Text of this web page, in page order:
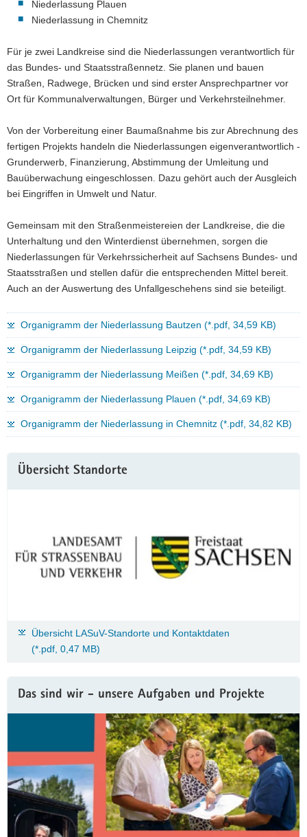
Niederlassung Plauen
Niederlassung in Chemnitz
Für je zwei Landkreise sind die Niederlassungen verantwortlich für
das Bundes- und Staatsstraßennetz. Sie planen und bauen
Straßen, Radwege, Brücken und sind erster Ansprechpartner vor
Ort für Kommunalverwaltungen, Bürger und Verkehrsteilnehmer.
Von der Vorbereitung einer Baumaßnahme bis zur Abrechnung des
fertigen Projekts handeln die Niederlassungen eigenverantwortlich -
Grunderwerb, Finanzierung, Abstimmung der Umleitung und
Bauüberwachung eingeschlossen. Dazu gehört auch der Ausgleich
bei Eingriffen in Umwelt und Natur.
Gemeinsam mit den Straßenmeistereien der Landkreise, die die
Unterhaltung und den Winterdienst übernehmen, sorgen die
Niederlassungen für Verkehrssicherheit auf Sachsens Bundes- und
Staatsstraßen und stellen dafür die entsprechenden Mittel bereit.
Auch an der Auswertung des Unfallgeschehens sind sie beteiligt.
Organigramm der Niederlassung Bautzen (*.pdf, 34,59 KB)
Organigramm der Niederlassung Leipzig (*.pdf, 34,59 KB)
Organigramm der Niederlassung Meißen (*.pdf, 34,69 KB)
Organigramm der Niederlassung Plauen (*.pdf, 34,69 KB)
Organigramm der Niederlassung in Chemnitz (*.pdf, 34,82 KB)
Information
Übersicht Standorte
Übersicht LASuV-Standorte und Kontaktdaten
(*.pdf, 0,47 MB)
Das sind wir - unsere Aufgaben und Projekte